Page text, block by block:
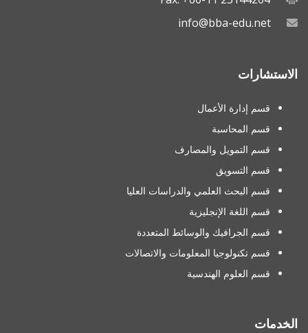
info@bba-edu.net
الاستشارات
قسم إدارة الأعمال
قسم المحاسبة
قسم التمويل والمصارف
قسم التسويق
قسم البحث العلمي والدراسات العليا
قسم اللغة الإنجليزية
قسم الجرافيك والوسائط المتعددة
قسم تكنولوجيا المعلومات والاتصالات
قسم العلوم الهندسية
الخدمات